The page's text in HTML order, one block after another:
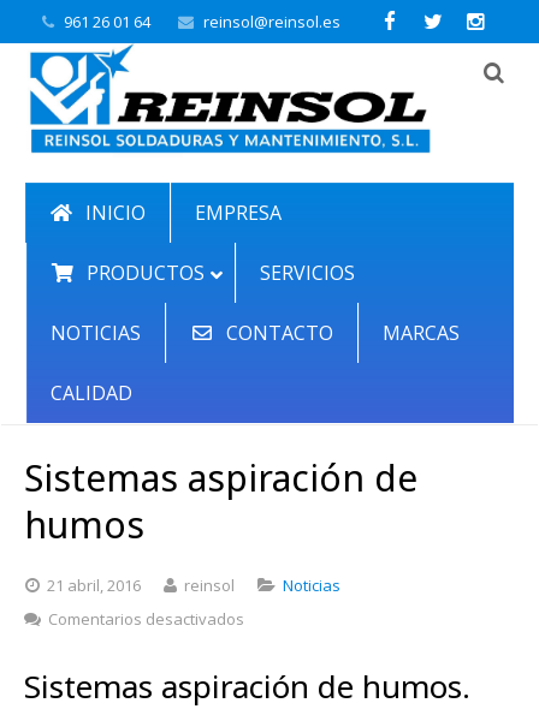
961 26 01 64 reinsol@reinsol.es
INICIO EMPRESA
PRODUCTOS SERVICIOS
NOTICIAS CONTACTO MARCAS
CALIDAD
Sistemas aspiración de
humos
21 abril, 2016 reinsol
Noticias
Comentarios desactivados
de
Sistemas aspiración de humos.